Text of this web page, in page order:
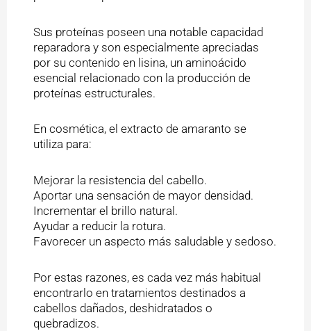
Sus proteínas poseen una notable capacidad
reparadora y son especialmente apreciadas
por su contenido en lisina, un aminoácido
esencial relacionado con la producción de
proteínas estructurales.
En cosmética, el extracto de amaranto se
utiliza para:
Mejorar la resistencia del cabello.
Aportar una sensación de mayor densidad.
Incrementar el brillo natural.
Ayudar a reducir la rotura.
Favorecer un aspecto más saludable y sedoso.
Por estas razones, es cada vez más habitual
encontrarlo en tratamientos destinados a
cabellos dañados, deshidratados o
quebradizos.